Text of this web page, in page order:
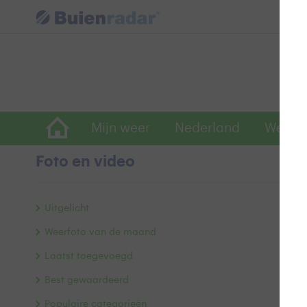
Mijn weer Nederland
Foto en video
Uitgelicht
Weerfoto van de maand
Laatst toegevoegd
Best gewaardeerd
Populaire categorieën